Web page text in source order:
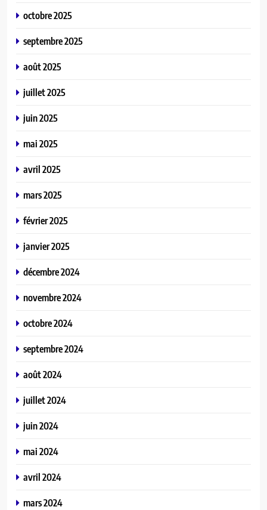
octobre 2025
septembre 2025
août 2025
juillet 2025
juin 2025
mai 2025
avril 2025
mars 2025
février 2025
janvier 2025
décembre 2024
novembre 2024
octobre 2024
septembre 2024
août 2024
juillet 2024
juin 2024
mai 2024
avril 2024
mars 2024